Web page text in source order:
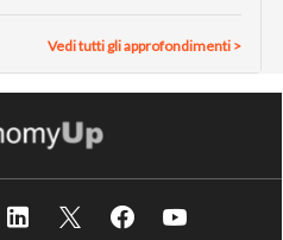
Vedi tutti gli approfondimenti >